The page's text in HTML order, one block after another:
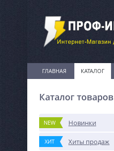
ГЛАВНАЯ КАТАЛОГ
Каталог товаров
NEW Новинки
ХИТ Хиты продаж